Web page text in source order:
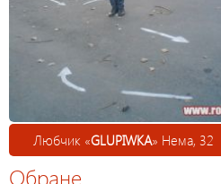
Любчик «GLUPIWKA» Нема, 32
Обране